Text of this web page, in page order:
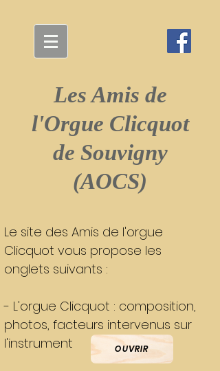
Les Amis de
l'Orgue Clicquot
de Souvigny
(AOCS)
Le site des Amis de l'orgue
Clicquot vous propose les
onglets suivants :
- L'orgue Clicquot : composition,
photos, facteurs intervenus sur
l'instrument
OUVRIR